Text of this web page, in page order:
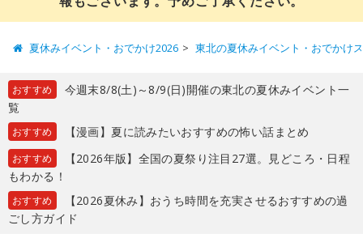
夏休みイベント・おでかけ2026 東北の夏休みイベント・おでかけ
おすすめ
今週末8/8(土)～8/9(日)開催の東北の夏休みイベント一
覧
おすすめ 【漫画】夏に読みたいおすすめの怖い話まとめ
おすすめ
【2026年版】全国の夏祭り注目27選。見どころ・日程
もわかる！
おすすめ
【2026夏休み】おうち時間を充実させるおすすめの過
ごし方ガイド